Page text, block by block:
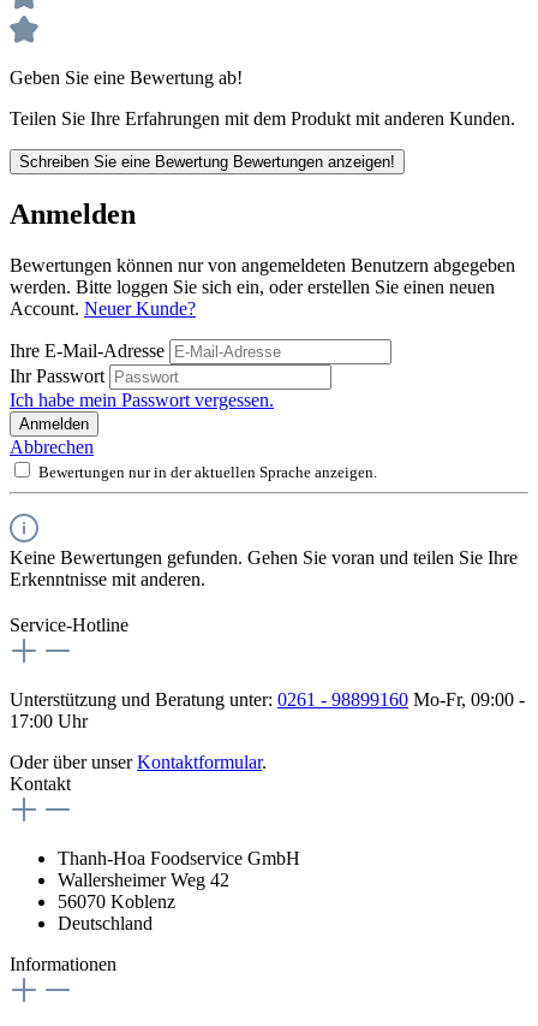
Geben Sie eine Bewertung ab!
Teilen Sie Ihre Erfahrungen mit dem Produkt mit anderen Kunden.
Schreiben Sie eine Bewertung Bewertungen anzeigen!
Anmelden
Bewertungen können nur von angemeldeten Benutzern abgegeben
werden. Bitte loggen Sie sich ein, oder erstellen Sie einen neuen
Account. Neuer Kunde?
Ihre E-Mail-Adresse
Ihr Passwort
Ich habe mein Passwort vergessen.
Anmelden
Abbrechen
Bewertungen nur in der aktuellen Sprache anzeigen.
Keine Bewertungen gefunden. Gehen Sie voran und teilen Sie Ihre
Erkenntnisse mit anderen.
Service-Hotline
Unterstützung und Beratung unter: 0261 - 98899160 Mo-Fr, 09:00 -
17:00 Uhr
Oder über unserKontaktformular.
Kontakt
Thanh-Hoa Foodservice GmbH
Wallersheimer Weg 42
56070 Koblenz
Deutschland
Informationen